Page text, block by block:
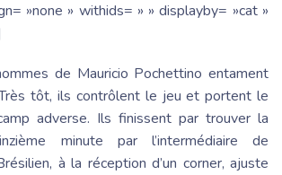
»none » withids= » » displayby= »cat »
de Mauricio Pochettino entament
tôt, ils contrôlent le jeu et portent le
adverse. Ils finissent par trouver la
minute par l’intermédiaire de
à la réception d’un corner, ajuste